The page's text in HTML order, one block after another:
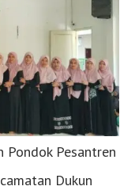
Pondok Pesantren
Dukun